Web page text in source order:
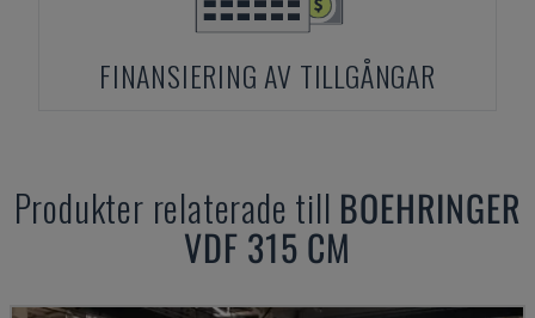
FINANSIERING AV TILLGÅNGAR
Produkter relaterade till BOEHRINGER
VDF 315 CM